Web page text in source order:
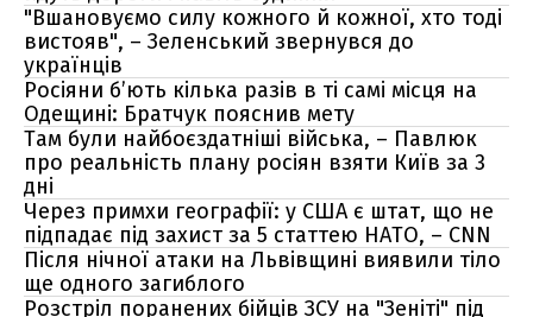
"Вшановуємо силу кожного й кожної, хто тоді
вистояв", – Зеленський звернувся до
українців
Росіяни б’ють кілька разів в ті самі місця на
Одещині: Братчук пояснив мету
Там були найбоєздатніші війська, – Павлюк
про реальність плану росіян взяти Київ за 3
дні
Через примхи географії: у США є штат, що не
підпадає під захист за 5 статтею НАТО, – CNN
Після нічної атаки на Львівщині виявили тіло
ще одного загиблого
Розстріл поранених бійців ЗСУ на "Зеніті" під